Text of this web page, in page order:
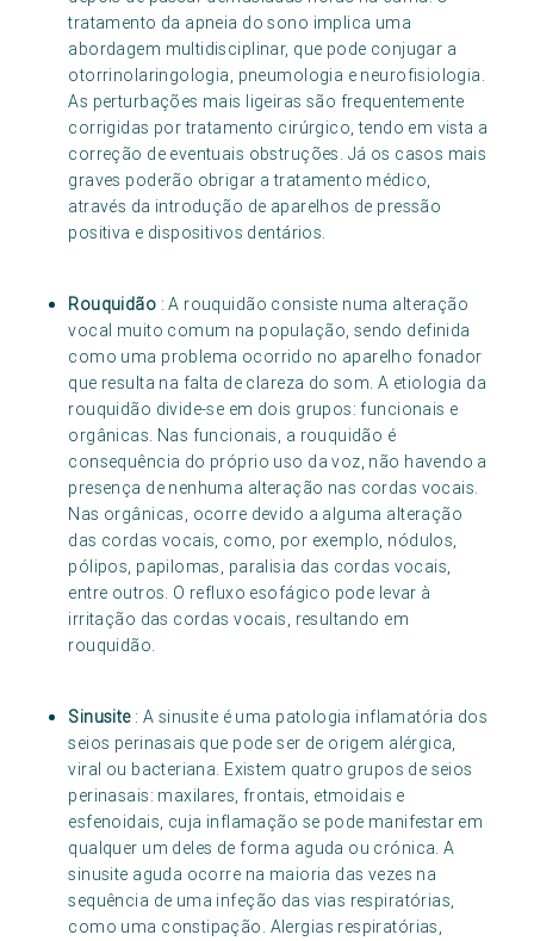
tratamento da apneia do sono implica uma
abordagem multidisciplinar, que pode conjugar a
otorrinolaringologia, pneumologia e neurofisiologia.
As perturbações mais ligeiras são frequentemente
corrigidas por tratamento cirúrgico, tendo em vista a
correção de eventuais obstruções. Já os casos mais
graves poderão obrigar a tratamento médico,
através da introdução de aparelhos de pressão
positiva e dispositivos dentários.
Rouquidão : A rouquidão consiste numa alteração
vocal muito comum na população, sendo definida
como uma problema ocorrido no aparelho fonador
que resulta na falta de clareza do som. A etiologia da
rouquidão divide-se em dois grupos: funcionais e
orgânicas. Nas funcionais, a rouquidão é
consequência do próprio uso da voz, não havendo a
presença de nenhuma alteração nas cordas vocais.
Nas orgânicas, ocorre devido a alguma alteração
das cordas vocais, como, por exemplo, nódulos,
pólipos, papilomas, paralisia das cordas vocais,
entre outros. O refluxo esofágico pode levar à
irritação das cordas vocais, resultando em
rouquidão.
Sinusite: A sinusite é uma patologia inflamatória dos
seios perinasais que pode ser de origem alérgica,
viral ou bacteriana. Existem quatro grupos de seios
perinasais: maxilares, frontais, etmoidais e
esfenoidais, cuja inflamação se pode manifestar em
qualquer um deles de forma aguda ou crónica. A
sinusite aguda ocorre na maioria das vezes na
sequência de uma infeção das vias respiratórias,
como uma constipação. Alergias respiratórias,